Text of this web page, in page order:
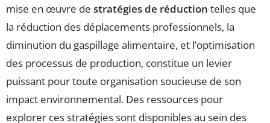
mise en œuvre de stratégies de réduction telles que
la réduction des déplacements professionnels, la
diminution du gaspillage alimentaire, et l’optimisation
des processus de production, constitue un levier
puissant pour toute organisation soucieuse de son
impact environnemental. Des ressources pour
explorer ces stratégies sont disponibles au sein des